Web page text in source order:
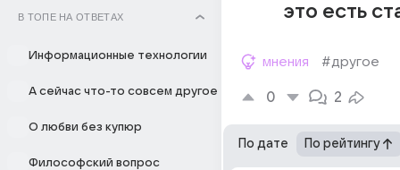
В ТОПЕ НА ОТВЕТАХ
Информационные технологии
А сейчас что-то совсем другое
О любви без купюр
Философский вопрос
это есть
мнения #другое
0 2
По дате По рейтингу